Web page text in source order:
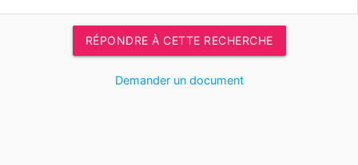
RÉPONDRE À CETTE RECHERCHE
Demander un document